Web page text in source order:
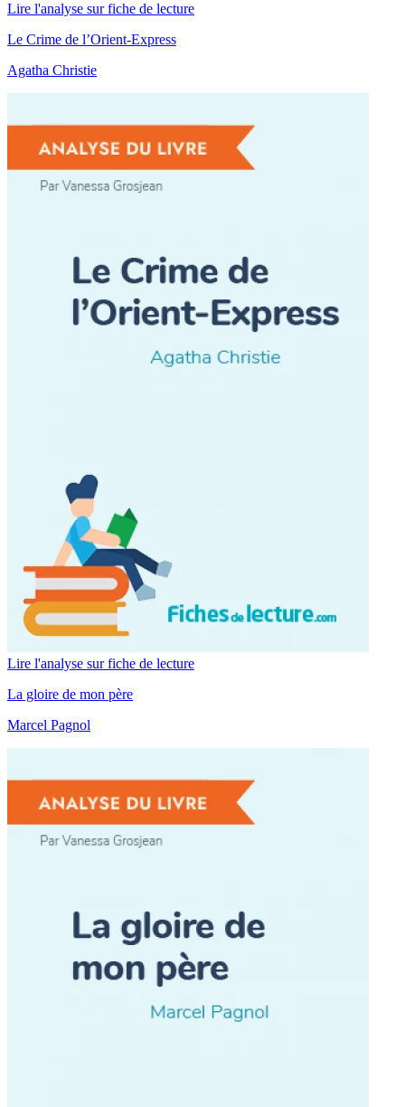
Lire l'analyse sur fiche de lecture
Le Crime de l’Orient-Express
Agatha Christie
Lire l'analyse sur fiche de lecture
La gloire de mon père
Marcel Pagnol